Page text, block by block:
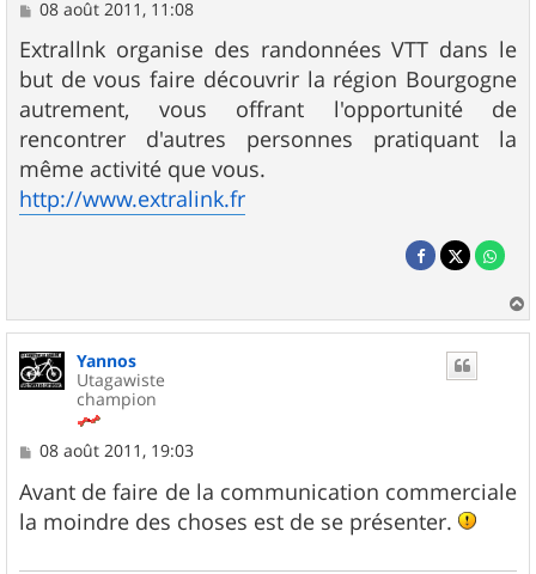
M
s
s
a
g
e
08 août 2011, 11:08
Extrallnk organise des randonnées VTT dans le
but de vous faire découvrir la région Bourgogne
autrement, vous offrant l'opportunité de
rencontrer d'autres personnes pratiquant la
même activité que vous.
http://www.extralink.fr
a
Yannos
Utagawiste
champion
M
s
s
a
08 août 2011, 19:03
Avant de faire de la communication commerciale
la moindre des choses est de se présenter.